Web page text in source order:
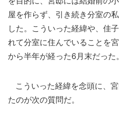
屋を作らず、引き続き分室の
した。こういった経緯や、佳
れて分室に住んでいることを
から半年が経った6月末だった。
こういった経緯を念頭に、
たのが次の質問だ。